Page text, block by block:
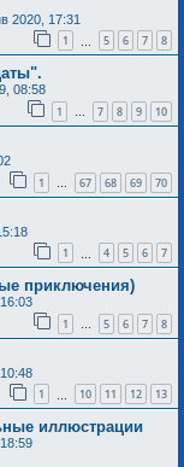
2020, 17:31
1 5 6 7 8
08:58
1 … 7 8 9 10
1 … 67 68 69 70
1 4 5 6 7
приключения)
1 … 5 6 7 8
1 10 11 12 13
иллюстрации